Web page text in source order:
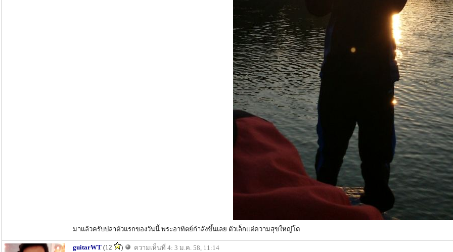
มาแล้วครับปลาตัวแรกของวันนี้ พระอาทิตย์กำลังขึ้นเลย ตัวเล็กแต่ความสุขใหญ่โต
guitarWT (12 ) ความเห็นที่ 4: 3 ม.ค. 58, 11:14